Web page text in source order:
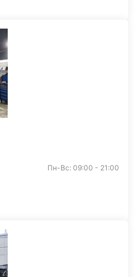
Пн-Вс: 09:00 - 21:00